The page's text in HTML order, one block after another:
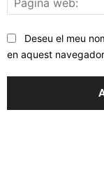
Deseu el meu
en aquest